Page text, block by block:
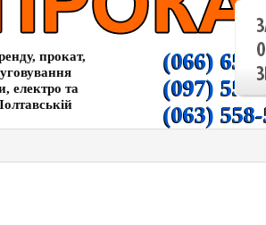
прокат,
електро та
(066) 65-
(097) 55-
(063)